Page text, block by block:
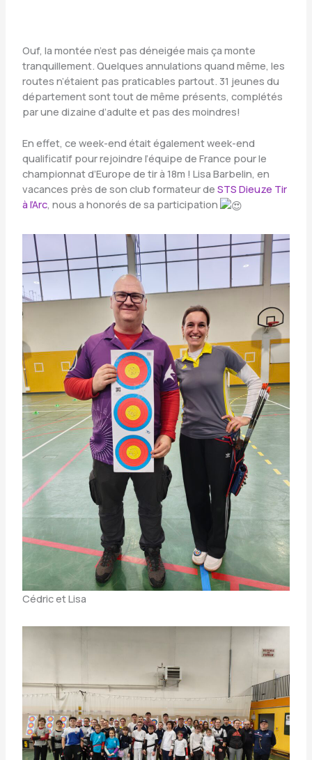
Ouf, la montée n’est pas déneigée mais ça monte
tranquillement. Quelques annulations quand même, les
routes n’étaient pas praticables partout. 31 jeunes du
département sont tout de même présents, complétés
par une dizaine d’adulte et pas des moindres!
En effet, ce week-end était également week-end
qualificatif pour rejoindre l’équipe de France pour le
championnat d’Europe de tir à 18m ! Lisa Barbelin, en
vacances près de son club formateur de STS Dieuze Tir
à l’Arc, nous a honorés de sa participation
Cédric et Lisa